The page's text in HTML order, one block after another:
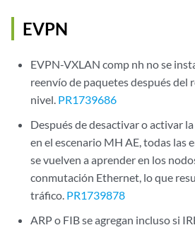
EVPN
EVPN-VXLAN comp nh no se
reenvío de paquetes después del
nivel. PR1739686
Después de desactivar o activar
en el escenario MH AE, todas las
se vuelven a aprender en los
conmutación Ethernet, lo que
tráfico. PR1739878
ARP o FIB se agregan incluso si